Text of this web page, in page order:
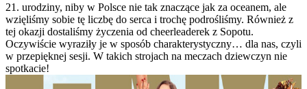
21. urodziny, niby w Polsce nie tak znaczące jak za oceanem, ale
wzięliśmy sobie tę liczbę do serca i trochę podrośliśmy. Również z
tej okazji dostaliśmy życzenia od cheerleaderek z Sopotu.
Oczywiście wyraziły je w sposób charakterystyczny… dla nas, czyli
w przepięknej sesji. W takich strojach na meczach dziewczyn nie
spotkacie!